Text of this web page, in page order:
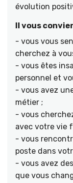
évolution
Il vous
- vous vous
cherchez à
- vous êtes
personnel et
- vous avez
métier ;
- vous
avec votre vie
- vous
poste dans
- vous avez
que vous